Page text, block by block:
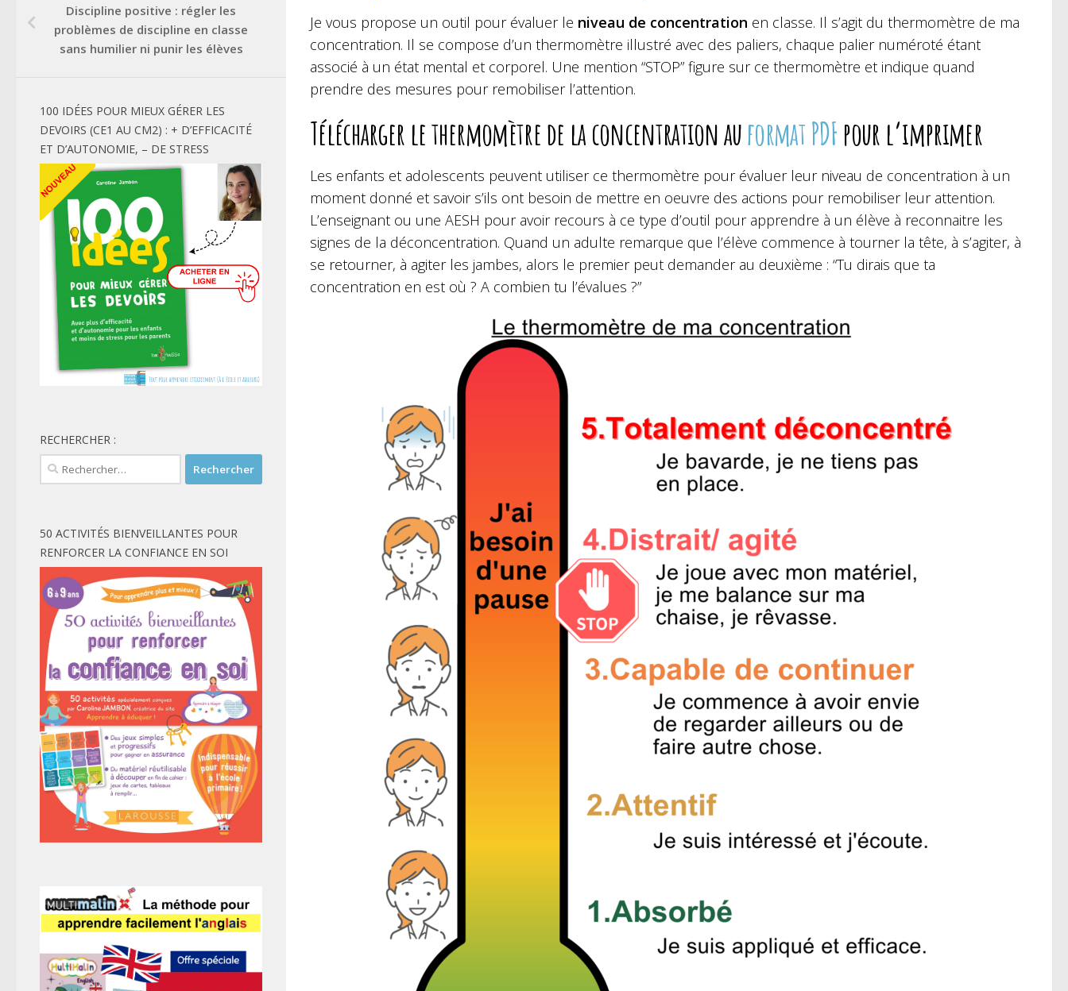
Je vous propose un outil pour évaluer le niveau de concentration en classe. Il s’agit du thermomètre de ma
concentration. Il se compose d’un thermomètre illustré avec des paliers, chaque palier numéroté étant
associé à un état mental et corporel. Une mention “STOP” figure sur ce thermomètre et indique quand
prendre des mesures pour remobiliser l’attention.
Télécharger le thermomètre de la concentration auformat PDFpour l’imprimer
Les enfants et adolescents peuvent utiliser ce thermomètre pour évaluer leur niveau de concentration à un
moment donné et savoir s’ils ont besoin de mettre en oeuvre des actions pour remobiliser leur attention.
L’enseignant ou une AESH pour avoir recours à ce type d’outil pour apprendre à un élève à reconnaitre les
signes de la déconcentration. Quand un adulte remarque que l’élève commence à tourner la tête, à s’agiter, à
se retourner, à agiter les jambes, alors le premier peut demander au deuxième : “Tu dirais que ta
concentration en est où ? A combien tu l’évalues ?”
Discipline positive : régler les
problèmes de discipline en classe
sans humilier ni punir les élèves
100 IDÉES POUR MIEUX GÉRER LES
DEVOIRS (CE1 AU CM2) : + D’EFFICACITÉ
ET D’AUTONOMIE, – DE STRESS
RECHERCHER :
Rechercher :
50 ACTIVITÉS BIENVEILLANTES POUR
RENFORCER LA CONFIANCE EN SOI